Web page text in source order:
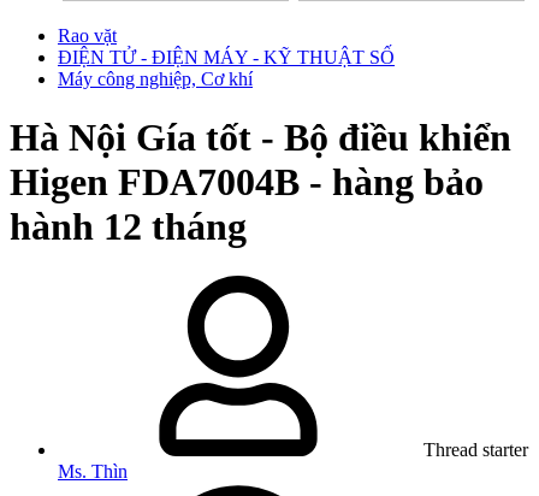
Rao vặt
ĐIỆN TỬ - ĐIỆN MÁY - KỸ THUẬT SỐ
Máy công nghiệp, Cơ khí
Hà Nội Gía tốt - Bộ điều khiển
Higen FDA7004B - hàng bảo
hành 12 tháng
Thread starter
Ms. Thìn